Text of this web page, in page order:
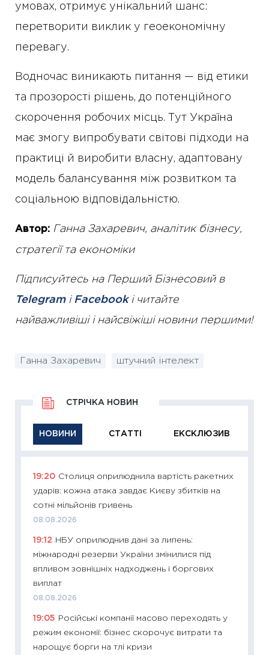
умовах, отримує унікальний шанс:
перетворити виклик у геоекономічну
перевагу.
Водночас виникають питання — від етики
та прозорості рішень, до потенційного
скорочення робочих місць. Тут Україна
має змогу випробувати світові підходи на
практиці й виробити власну, адаптовану
модель балансування між розвитком та
соціальною відповідальністю.
Автор: Ганна Захаревич, аналітик бізнесу,
стратегії та економіки
Підписуйтесь на Перший Бізнесовий в
Telegramі Facebookі читайте
найважливіші і найсвіжіші новини першими!
Ганна Захаревич штучний інтелект
НОВИНИ СТАТТІ ЕКСКЛЮЗИВ
СТРІЧКА НОВИН
19:20 Столиця оприлюднила вартість ракетних
ударів: кожна атака завдає Києву збитків на
сотні мільйонів гривень
08.08.2026
19:12
НБУ оприлюднив дані за липень:
міжнародні резерви України змінилися під
впливом зовнішніх надходжень і боргових
виплат
08.08.2026
19:05
Російські компанії масово переходять у
режим економії: бізнес скорочує витрати та
нарощує борги на тлі кризи